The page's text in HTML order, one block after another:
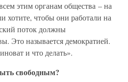
этим органам общества – на
хотите, чтобы они работали на
поток должны
Это называется демократией.
и что делать».
свободным?